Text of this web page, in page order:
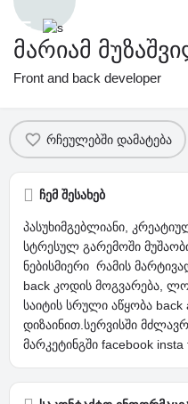
მარიამ
Front and back developer
პროფილი
რჩეულებში დამატება
ჩემ შესახებ
პასუხიმგებლიანი,
სტრესულ გარემოში
ნებისმიერი რამის
back კოდის მოგვარება,
საიტის სრული აწყობა back
დიზაინით.სერვისში
მარკეტინგში facebook insta